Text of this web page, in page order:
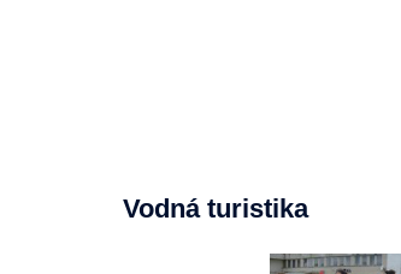
Vodná turistika